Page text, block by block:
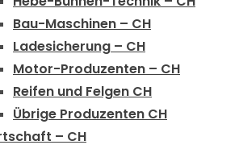
Bau-Maschinen – CH
Ladesicherung – CH
Motor-Produzenten – CH
Reifen und Felgen CH
Übrige Produzenten CH
– CH